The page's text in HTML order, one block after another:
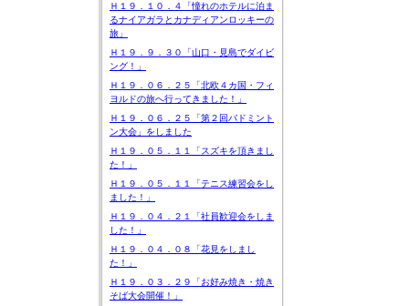
Ｈ１９．１０．４「憧れのホテルに泊ま
るナイアガラとカナディアンロッキーの
旅」
Ｈ１９．９．３０「山口・見島でダイビ
ング！」
Ｈ１９．０６．２５「北欧４カ国・フィ
ヨルドの旅へ行ってきました！」
Ｈ１９．０６．２５「第２回バドミント
ン大会」をしました
Ｈ１９．０５．１１「スズキを頂きまし
た！」
Ｈ１９．０５．１１「テニス練習会をし
ました！」
Ｈ１９．０４．２１「社員歓迎会をしま
した！」
Ｈ１９．０４．０８「花見をしまし
た！」
Ｈ１９．０３．２９「お好み焼き・焼き
そば大会開催！」